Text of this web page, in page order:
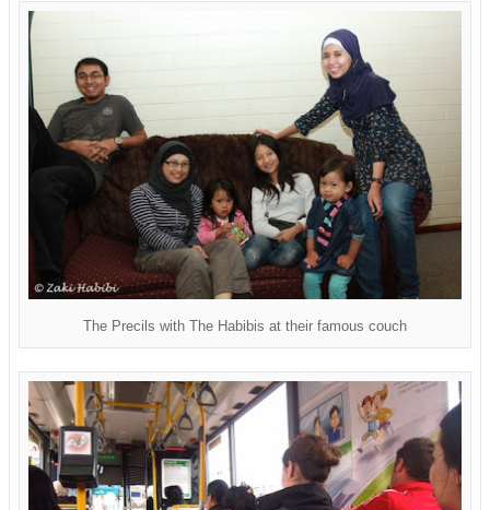
The Precils with The Habibis at their famous couch